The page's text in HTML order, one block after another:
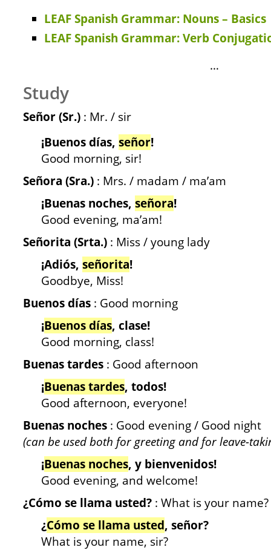
LEAF Spanish Grammar: Nouns – Basics
LEAF Spanish Grammar: Verb
…
Study
Señor (Sr.) : Mr. / sir
¡Buenos días, señor!
Good morning, sir!
Señora (Sra.) : Mrs. / madam / ma’am
¡Buenas noches, señora!
Good evening, ma’am!
Señorita (Srta.) : Miss / young lady
¡Adiós, señorita!
Goodbye, Miss!
Buenos días : Good morning
¡Buenos días, clase!
Good morning, class!
Buenas tardes : Good afternoon
¡Buenas tardes, todos!
Good afternoon, everyone!
Buenas noches : Good evening / Good night
(can be used both for greeting and for leave-
¡Buenas noches, y bienvenidos!
Good evening, and welcome!
¿Cómo se llama usted? : What is your name?
¿Cómo se llama usted, señor?
What is your name, sir?